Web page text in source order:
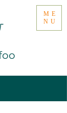
ME
NU